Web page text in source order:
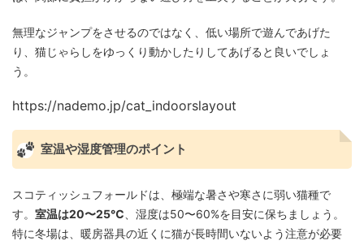
無理なジャンプをさせるのではなく、低い場所で遊んであげた
り、猫じゃらしをゆっくり動かしたりしてあげると良いでしょ
う。
https://nademo.jp/cat_indoorslayout
室温や湿度管理のポイント
スコティッシュフォールドは、極端な暑さや寒さに弱い猫種で
す。 室温は20〜25℃ 、湿度は50〜60%を目安に保ちましょう。
特に冬場は、暖房器具の近くに猫が長時間いないよう注意が必要